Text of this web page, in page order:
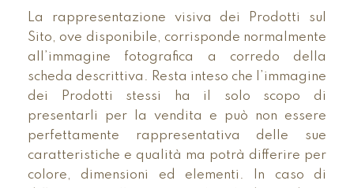
La rappresentazione visiva dei Prodotti sul
Sito, ove disponibile, corrisponde normalmente
all’immagine fotografica a corredo della
scheda descrittiva. Resta inteso che l’immagine
dei Prodotti stessi ha il solo scopo di
presentarli per la vendita e può non essere
perfettamente rappresentativa delle sue
caratteristiche e qualità ma potrà differire per
colore, dimensioni ed elementi. In caso di